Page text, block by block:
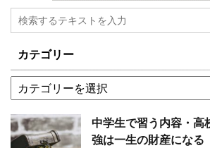
語がわからなくなるきっ
かけ2 日本語からひも解
いたいことを話す2.2 大
...
までの
学校
配信し
カテゴリー
中学生で習う内容・高
強は一生の財産になる